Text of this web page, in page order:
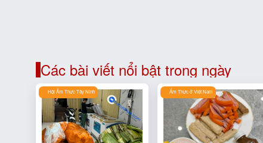
Các bài viết nổi bật trong ngày
Hội Ẩm Thực Tây Ninh Ẩm Thực ở Việt Nam